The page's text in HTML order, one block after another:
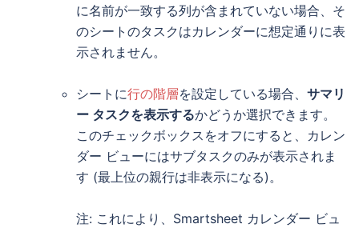
に名前が一致する列が含まれていない場合、そ
のシートのタスクはカレンダーに想定通りに表
示されません。
シートに行の階層を設定している場合、 サマリ
ー タスクを表示するかどうか選択できます。
このチェックボックスをオフにすると、カレン
ダー ビューにはサブタスクのみが表示されま
す (最上位の親行は非表示になる)。
注: これにより、Smartsheet カレンダー ビュ